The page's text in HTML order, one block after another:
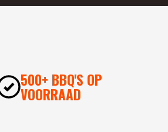
500+ BBQ'S OP
VOORRAAD